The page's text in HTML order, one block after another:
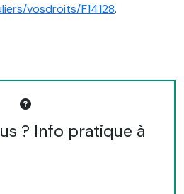
vosdroits/F14128.
? Info pratique à